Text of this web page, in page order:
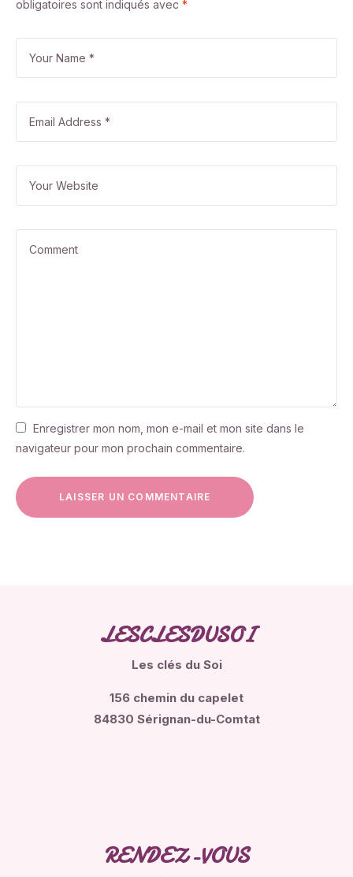
obligatoires sont indiqués avec *
Enregistrer mon nom, mon e-mail et mon site dans le
navigateur pour mon prochain commentaire.
LESCLESDUSOI
Les clés du Soi
156 chemin du capelet
84830 Sérignan-du-Comtat
RENDEZ-VOUS